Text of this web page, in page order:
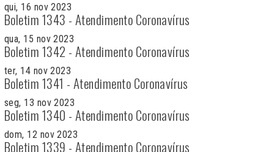
qui, 16 nov 2023
Boletim 1343 - Atendimento Coronavírus
qua, 15 nov 2023
Boletim 1342 - Atendimento Coronavírus
ter, 14 nov 2023
Boletim 1341 - Atendimento Coronavírus
seg, 13 nov 2023
Boletim 1340 - Atendimento Coronavírus
dom, 12 nov 2023
Boletim 1339 - Atendimento Coronavírus